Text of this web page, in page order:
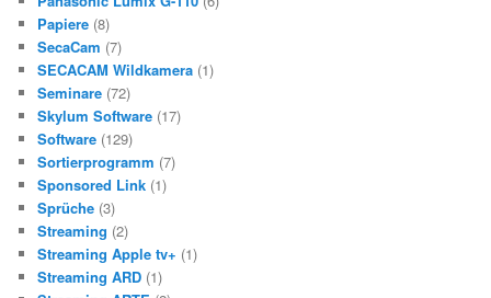
Papiere (8)
SecaCam (7)
SECACAM Wildkamera (1)
Seminare (72)
Skylum Software (17)
Software (129)
Sortierprogramm (7)
Sponsored Link (1)
Sprüche (3)
Streaming (2)
Streaming Apple tv+ (1)
Streaming ARD (1)